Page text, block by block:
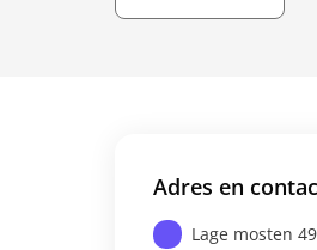
Adres en
Lage mosten